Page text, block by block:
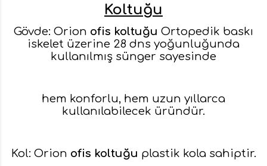
Koltuğu
Gövde: Orion ofis koltuğu Ortopedik baskı
iskelet üzerine 28 dns yoğunluğunda
kullanılmış sünger sayesinde
hem konforlu, hem uzun yıllarca
kullanılabilecek üründür.
Kol: Orion ofis koltuğu plastik kola sahiptir.